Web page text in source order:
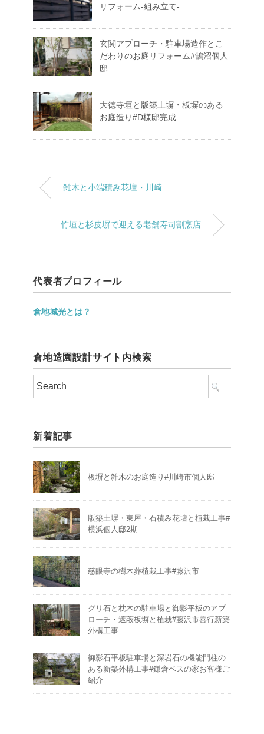
リフォーム-組み立て-
玄関アプローチ・駐車場造作とこ
だわりのお庭リフォーム#鵠沼個人
邸
大徳寺垣と版築土塀・板塀のある
お庭造り#D様邸完成
雑木と小端積み花壇・川崎
竹垣と杉皮塀で迎える老舗寿司割烹店
代表者プロフィール
倉地城光とは？
倉地造園設計サイト内検索
新着記事
板塀と雑木のお庭造り#川崎市個人邸
版築土塀・東屋・石積み花壇と植栽工事#
横浜個人邸2期
慈眼寺の樹木葬植栽工事#藤沢市
グリ石と枕木の駐車場と御影平板のアプ
ローチ・遮蔽板塀と植栽#藤沢市善行新築
外構工事
御影石平板駐車場と深岩石の機能門柱の
ある新築外構工事#鎌倉ベスの家お客様ご
紹介